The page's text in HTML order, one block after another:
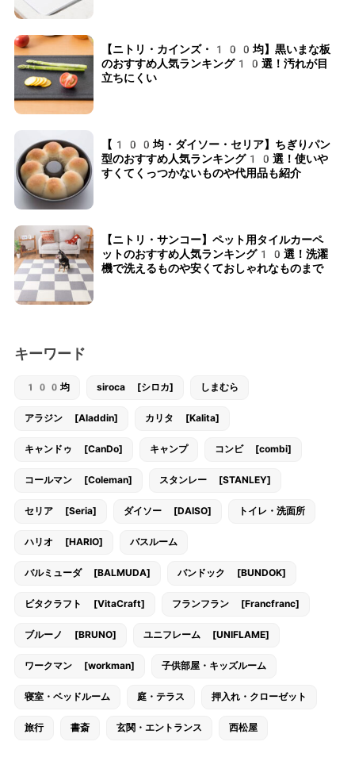
【ニトリ・カインズ・100均】黒いまな板
のおすすめ人気ランキング10選！汚れが目
立ちにくい
【100均・ダイソー・セリア】ちぎりパン
型のおすすめ人気ランキング10選！使いや
すくてくっつかないものや代用品も紹介
【ニトリ・サンコー】ペット用タイルカーペ
ットのおすすめ人気ランキング10選！洗濯
機で洗えるものや安くておしゃれなものまで
キーワード
100均 siroca [シロカ] しまむら
アラジン [Aladdin] カリタ [Kalita]
キャンドゥ [CanDo] キャンプ コンビ [combi]
コールマン [Coleman] スタンレー [STANLEY]
セリア [Seria] ダイソー [DAISO] トイレ・洗面所
ハリオ [HARIO] バスルーム
バルミューダ [BALMUDA] バンドック [BUNDOK]
ビタクラフト [VitaCraft] フランフラン [Francfranc]
ブルーノ [BRUNO] ユニフレーム [UNIFLAME]
ワークマン [workman] 子供部屋・キッズルーム
寝室・ベッドルーム 庭・テラス 押入れ・クローゼット
旅行 書斎 玄関・エントランス 西松屋